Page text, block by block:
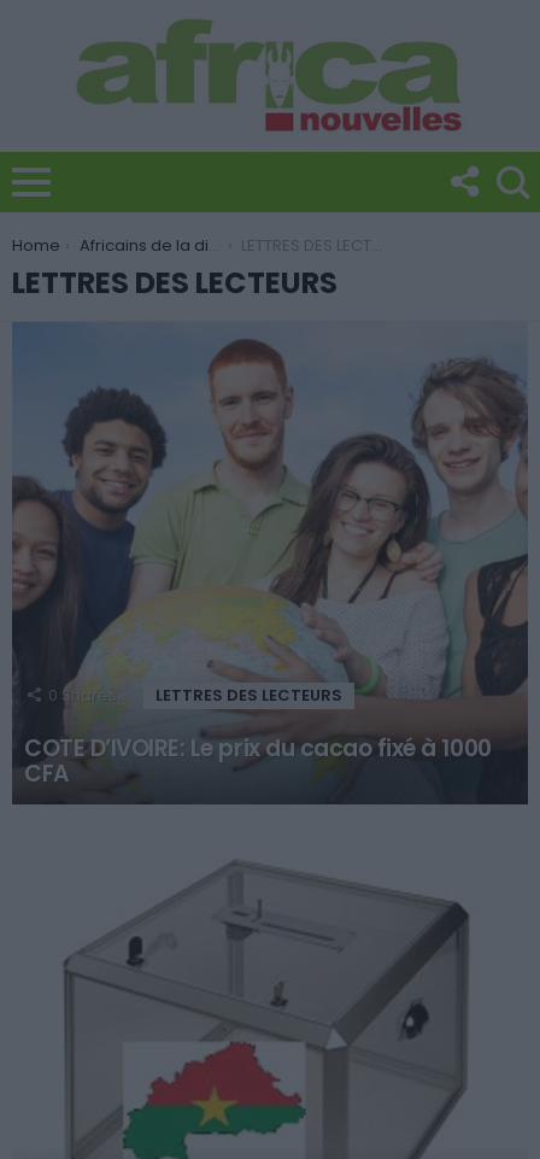
You are here:
Home Africains de la diaspora LETTRES DES LECTEURS
LETTRES DES LECTEURS
STORIES
0 Shares LETTRES DES LECTEURS
COTE D’IVOIRE: Le prix du cacao fixé à 1000
CFA